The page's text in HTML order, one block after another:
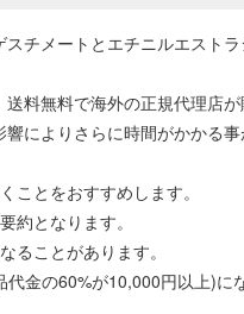
チメートとエチニルエスト
料無料で海外の正規代理店
によりさらに時間がかかる
ことをおすすめします。
約となります。
ることがあります。
金の60%が10,000円以上)に